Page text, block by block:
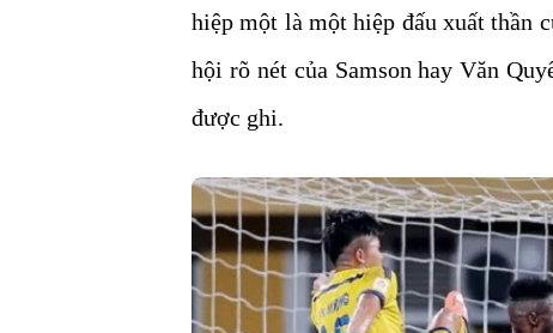
hiệp một là một hiệp đấu xuất thần
hội rõ nét của Samson hay Văn
được ghi.